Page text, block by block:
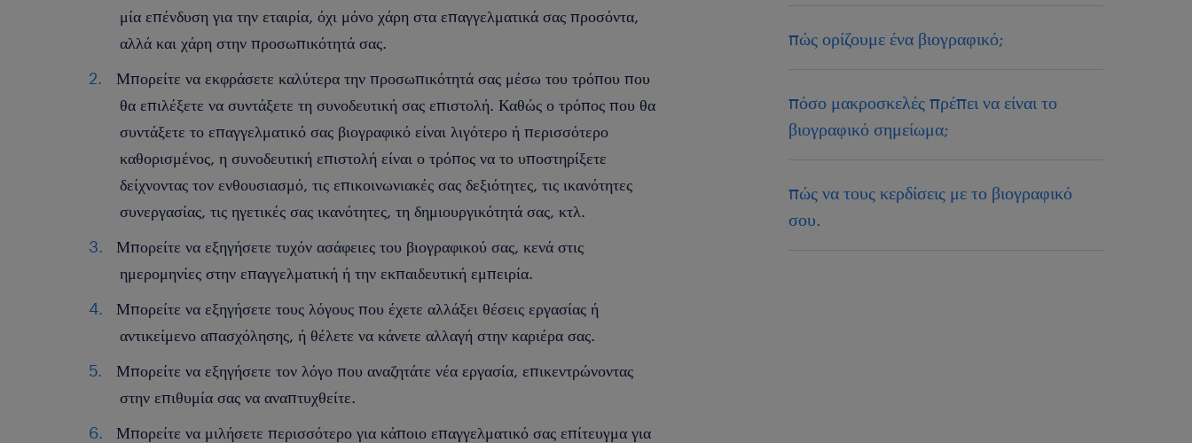
μία επένδυση για την εταιρία, όχι μόνο χάρη στα επαγγελματικά σας προσόντα,
αλλά και χάρη στην προσωπικότητά σας.
Μπορείτε να εκφράσετε καλύτερα την προσωπικότητά σας μέσω του τρόπου που
θα επιλέξετε να συντάξετε τη συνοδευτική σας επιστολή. Καθώς ο τρόπος που θα
συντάξετε το επαγγελματικό σας βιογραφικό είναι λιγότερο ή περισσότερο
καθορισμένος, η συνοδευτική επιστολή είναι ο τρόπος να το υποστηρίξετε
δείχνοντας τον ενθουσιασμό, τις επικοινωνιακές σας δεξιότητες, τις ικανότητες
συνεργασίας, τις ηγετικές σας ικανότητες, τη δημιουργικότητά σας, κτλ.
Μπορείτε να εξηγήσετε τυχόν ασάφειες του βιογραφικού σας, κενά στις
ημερομηνίες στην επαγγελματική ή την εκπαιδευτική εμπειρία.
Μπορείτε να εξηγήσετε τους λόγους που έχετε αλλάξει θέσεις εργασίας ή
αντικείμενο απασχόλησης, ή θέλετε να κάνετε αλλαγή στην καριέρα σας.
Μπορείτε να εξηγήσετε τον λόγο που αναζητάτε νέα εργασία, επικεντρώνοντας
στην επιθυμία σας να αναπτυχθείτε.
Μπορείτε να μιλήσετε περισσότερο για κάποιο επαγγελματικό σας επίτευγμα για
πώς ορίζουμε ένα βιογραφικό;
πόσο μακροσκελές πρέπει να είναι το
βιογραφικό σημείωμα;
πώς να τους κερδίσεις με το βιογραφικό
σου.